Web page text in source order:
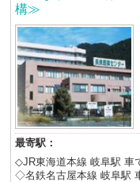
構≫
最寄駅：
◇JR東海道本線 岐阜駅 車
◇名鉄名古屋本線 岐阜駅